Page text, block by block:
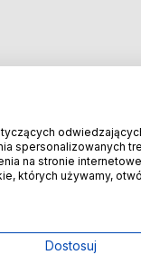
spersonalizowanych
na stronie
których używamy,
Dostosuj